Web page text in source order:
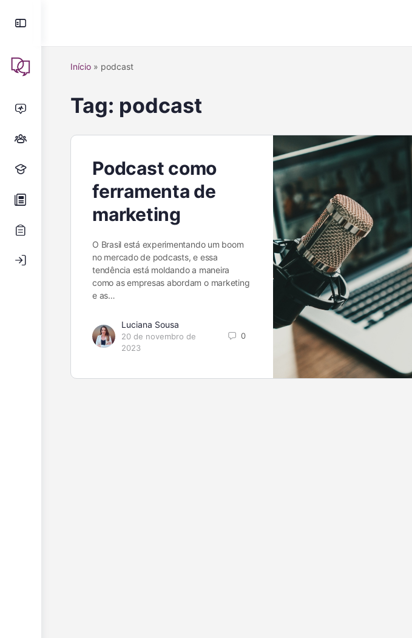
Início » podcast
Tag: podcast
Podcast como
ferramenta de
marketing
O Brasil está experimentando um boom
no mercado de podcasts, e essa
tendência está moldando a maneira
como as empresas abordam o marketing
e as…
Luciana Sousa
20 de novembro de
2023
0